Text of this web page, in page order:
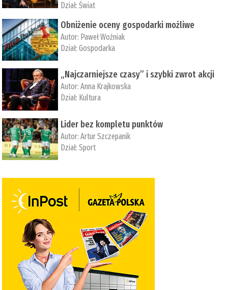
Dział:Świat
Obniżenie oceny gospodarki możliwe
Autor: Paweł Woźniak
Dział:Gospodarka
„Najczarniejsze czasy” i szybki zwrot akcji
Autor:Anna Krajkowska
Dział: Kultura
Lider bez kompletu punktów
Autor:Artur Szczepanik
Dział:Sport